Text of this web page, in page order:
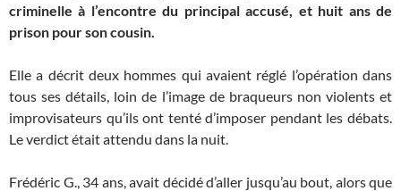
criminelle à l’encontre du principal accusé, et huit ans de
prison pour son cousin.
Elle a décrit deux hommes qui avaient réglé l’opération dans
tous ses détails, loin de l’image de braqueurs non violents et
improvisateurs qu’ils ont tenté d’imposer pendant les débats.
Le verdict était attendu dans la nuit.
Frédéric G., 34 ans, avait décidé d’aller jusqu’au bout, alors que